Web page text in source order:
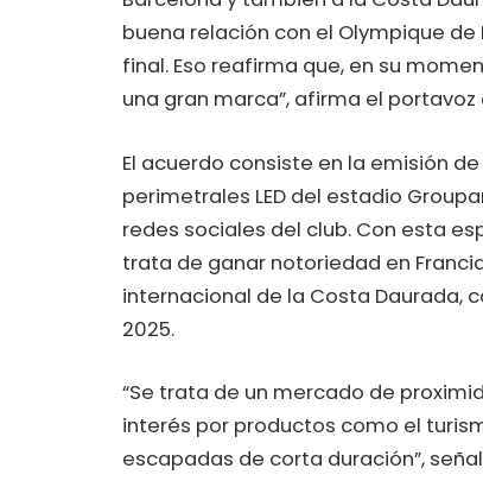
buena relación con el Olympique
final. Eso reafirma que, en su
una gran marca”, afirma el portavoz
El acuerdo consiste en la emisión
perimetrales LED del estadio
redes sociales del club. Con esta
trata de ganar notoriedad en
internacional de la Costa Daurada,
2025.
“Se trata de un mercado de
interés por productos como el
escapadas de corta duración”,